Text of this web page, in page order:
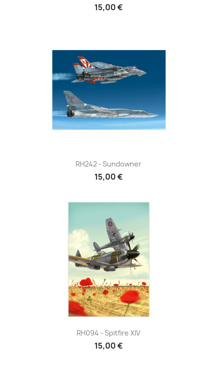
15,00 €
RH242 - Sundowner
15,00 €
RH094 - Spitfire XIV
15,00 €